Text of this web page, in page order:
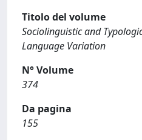
Titolo del volume
Sociolinguistic and
Language Variation
N° Volume
374
Da pagina
155